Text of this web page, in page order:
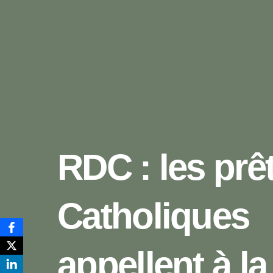
RDC : les
Catholiques
appellent à la